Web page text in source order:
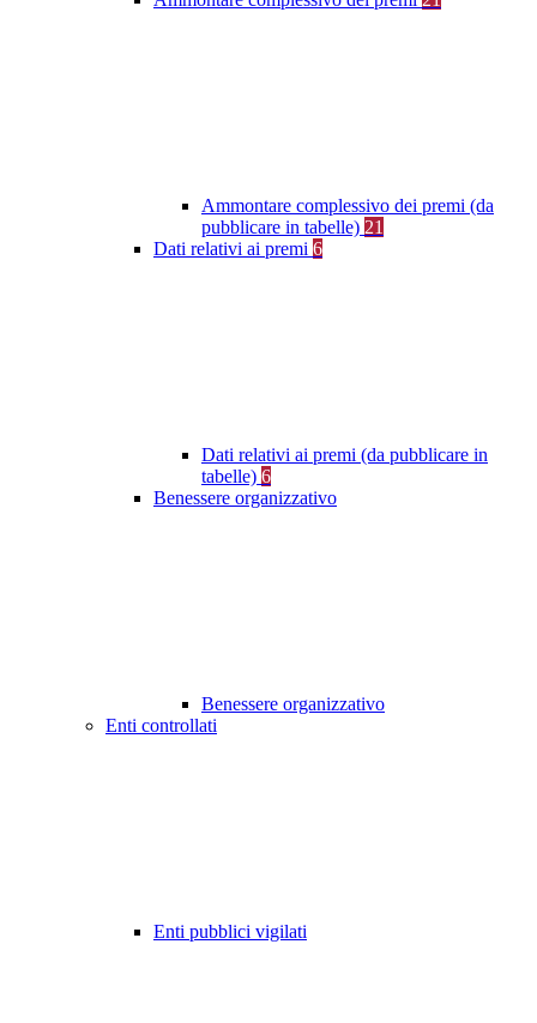
Ammontare complessivo dei premi (da
pubblicare in tabelle) 21
Dati relativi ai premi 6
Dati relativi ai premi (da pubblicare in
tabelle) 6
Benessere organizzativo
Benessere organizzativo
Enti controllati
Enti pubblici vigilati